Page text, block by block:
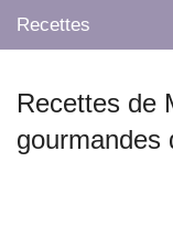
Recettes
Mes blogs préférés
Recettes de
gourmandes